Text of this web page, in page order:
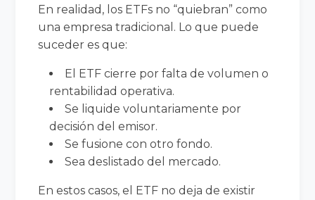
En realidad, los ETFs no “quiebran” como
una empresa tradicional. Lo que puede
suceder es que:
El ETF cierre por falta de volumen o
rentabilidad operativa.
Se liquide voluntariamente por
decisión del emisor.
Se fusione con otro fondo.
Sea deslistado del mercado.
En estos casos, el ETF no deja de existir